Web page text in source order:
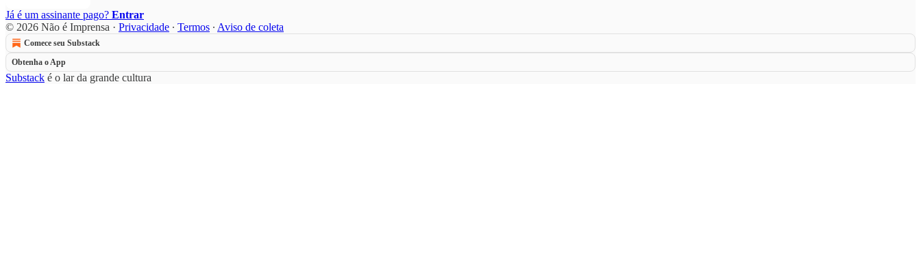
Já é um assinante pago? Entrar
© 2026 Não é Imprensa · Privacidade ∙ Termos ∙ Aviso de coleta
Comece seu Substack
Obtenha o App
Substack é o lar da grande cultura